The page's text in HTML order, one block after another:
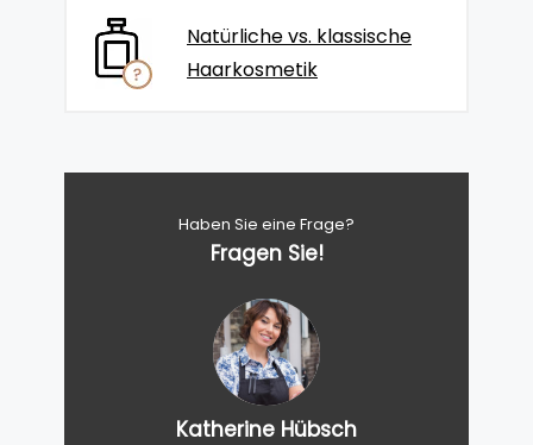
Natürliche vs. klassische
Haarkosmetik
Haben Sie eine Frage?
Fragen Sie!
Katherine Hübsch